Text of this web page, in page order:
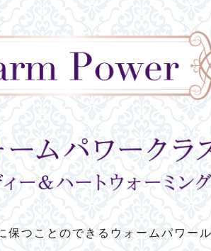
保つことのできるウォームパワー